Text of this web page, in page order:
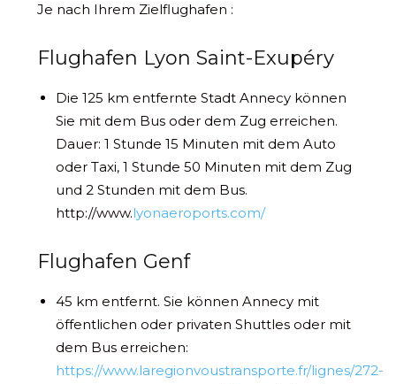
Je nach Ihrem Zielflughafen :
Flughafen Lyon Saint-Exupéry
Die 125 km entfernte Stadt Annecy können
Sie mit dem Bus oder dem Zug erreichen.
Dauer: 1 Stunde 15 Minuten mit dem Auto
oder Taxi, 1 Stunde 50 Minuten mit dem Zug
und 2 Stunden mit dem Bus.
http://www.lyonaeroports.com/
Flughafen Genf
45 km entfernt. Sie können Annecy mit
öffentlichen oder privaten Shuttles oder mit
dem Bus erreichen:
https://www.laregionvoustransporte.fr/lignes/272-